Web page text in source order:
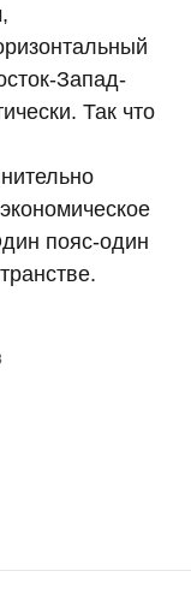
Запад-
Так что
пояс-один